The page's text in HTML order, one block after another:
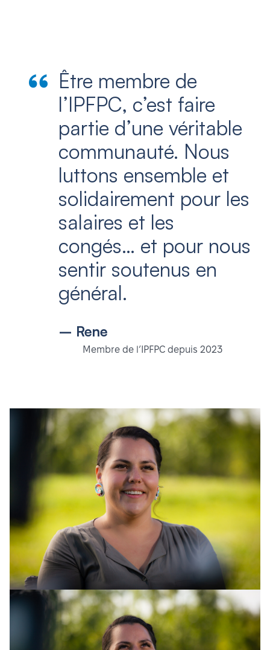
Être membre de
l’IPFPC, c’est faire
partie d’une véritable
communauté. Nous
luttons ensemble et
solidairement pour les
salaires et les
congés… et pour nous
sentir soutenus en
général.
– Rene
Membre de l’IPFPC depuis 2023